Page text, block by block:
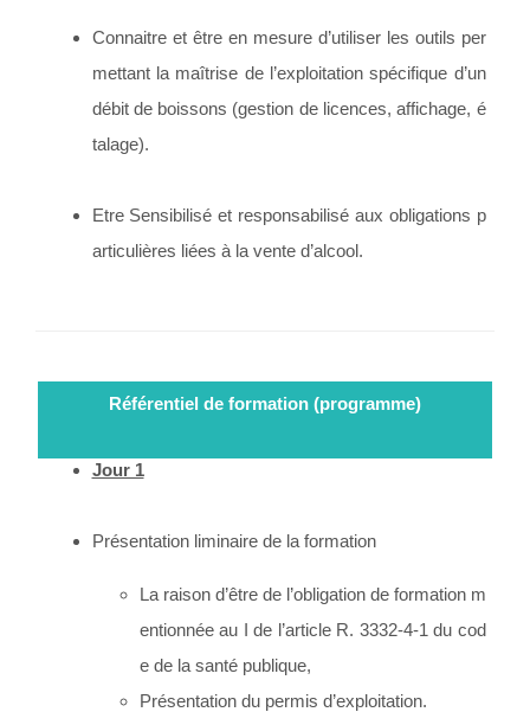
Connaitre et être en mesure d’utiliser les outils per
mettant la maîtrise de l’exploitation spécifique d’un
débit de boissons (gestion de licences, affichage, é
talage).
Etre Sensibilisé et responsabilisé aux obligations p
articulières liées à la vente d’alcool.
Référentiel de formation (programme)
Jour 1
Présentation liminaire de la formation
La raison d’être de l’obligation de formation m
entionnée au I de l’article R. 3332-4-1 du cod
e de la santé publique,
Présentation du permis d’exploitation.